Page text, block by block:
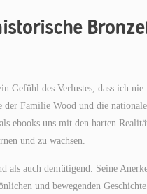
Gefühl des Verlustes, dass ich
Familie Wood und die
ebooks uns mit den harten
und zu wachsen.
auch demütigend. Seine
und bewegenden